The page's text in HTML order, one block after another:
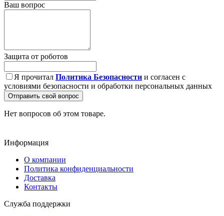
Ваш вопрос
Защита от роботов
Я прочитал Политика Безопасности и согласен с
условиями безопасности и обработки персональных данных
Отправить свой вопрос
Нет вопросов об этом товаре.
Информация
О компании
Политика конфиденциальности
Доставка
Контакты
Служба поддержки